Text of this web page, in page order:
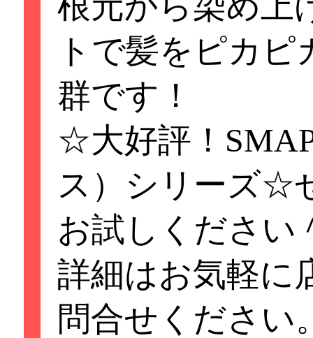
トで髪をピカ
群です！
☆大好評！
ス）シリーズ☆
お試しください
詳細はお気軽に
問合せください
大人気のトリー
に髪が美しく^^
今すぐLINEで登
トリートメント
く、すぐ体験！
根元から染め上
髪をピカピカに